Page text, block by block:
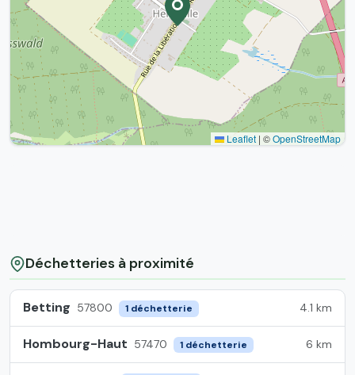
Leaflet | ©OpenStreetMap
Déchetteries à proximité
Betting 57800 1 déchetterie 4.1 km
Hombourg-Haut 57470 1 déchetterie 6 km